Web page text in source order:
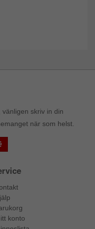
skriv in din
när som helst.
konto